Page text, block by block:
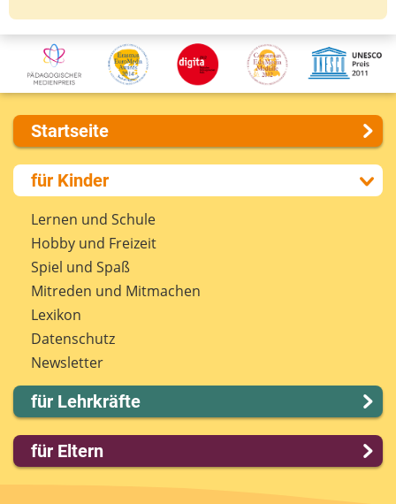
Startseite
Über uns
Presse
Kontakt
Impressum
Internet-ABC Sitemap
Barrierefreiheit
Länderprojekte
für Kinder
Lernen und Schule
Hobby und Freizeit
Spiel und Spaß
Mitreden und Mitmachen
Lexikon
Datenschutz
Newsletter
für Lehrkräfte
Lernmodule
Unterrichts­materialien
für Eltern